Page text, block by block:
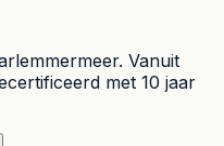
. Vanuit
met 10 jaar